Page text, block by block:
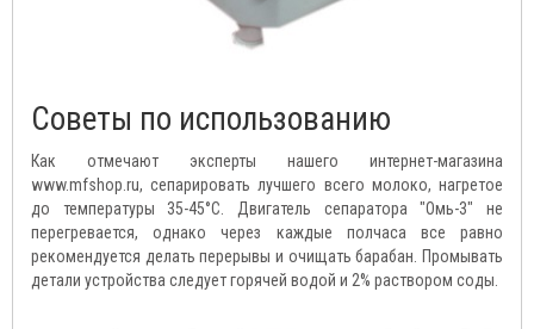
Советы по использованию
Как отмечают эксперты нашего интернет-магазина
www.mfshop.ru, сепарировать лучшего всего молоко, нагретое
до температуры 35-45°C. Двигатель сепаратора "Омь-3" не
перегревается, однако через каждые полчаса все равно
рекомендуется делать перерывы и очищать барабан. Промывать
детали устройства следует горячей водой и 2% раствором соды.